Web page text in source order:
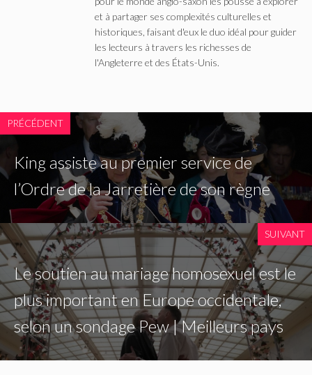
et à partager ses complexités culturelles et
historiques, faisant d'eux le duo idéal pour guider
les lecteurs à travers les richesses de
l'Angleterre et des États-Unis.
PRÉCÉDENT
King assiste au premier service de
l’Ordre de la Jarretière de son règne
SUIVANT
Le soutien au mariage homosexuel est le
plus important en Europe occidentale,
selon un sondage Pew | Meilleurs pays